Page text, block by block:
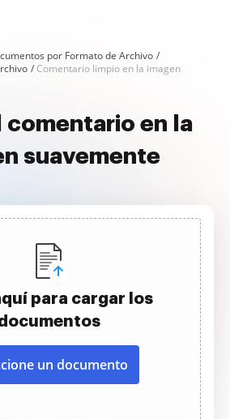
por Formato de Archivo
Comentario limpio en la imagen
comentario en la
suavemente
para cargar los
un documento